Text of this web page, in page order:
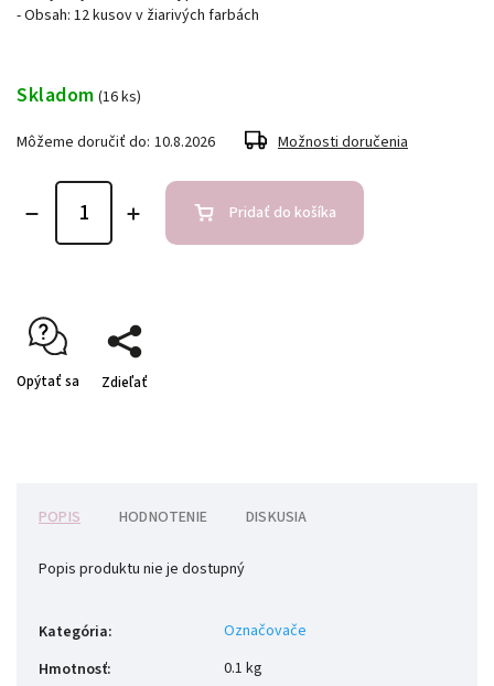
- Obsah: 12 kusov v žiarivých farbách
Skladom (16 ks)
Môžeme doručiť do: 10.8.2026 Možnosti doručenia
Pridať do košíka
Opýtať sa Zdieľať
POPIS HODNOTENIE DISKUSIA
Popis produktu nie je dostupný
Kategória:
Označovače
Hmotnosť:
0.1 kg